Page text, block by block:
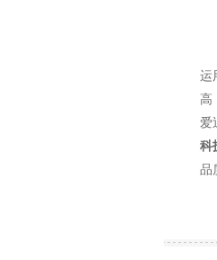
运
高
爱
科
品